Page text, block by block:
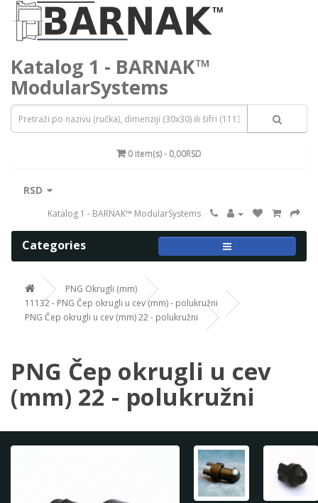
Katalog 1 - BARNAK™
ModularSystems
0 item(s) - 0,00RSD
RSD
Katalog 1 - BARNAK™ ModularSystems
Categories
PNG Okrugli (mm)
11132 - PNG Čep okrugli u cev (mm) - polukružni
PNG Čep okrugli u cev (mm) 22 - polukružni
PNG Čep okrugli u cev
(mm) 22 - polukružni